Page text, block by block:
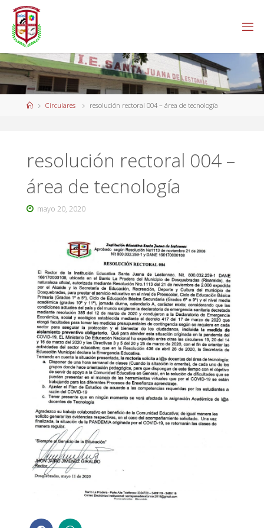
Circulares resolución rectoral 004 – área de tecnología
resolución rectoral 004 –
área de tecnología
mayo 20, 2020